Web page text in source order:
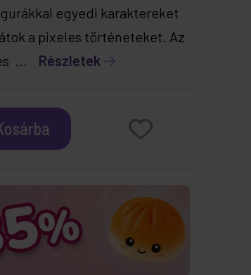
egyedi karaktereket
a pixeles történeteket. Az
... Részletek